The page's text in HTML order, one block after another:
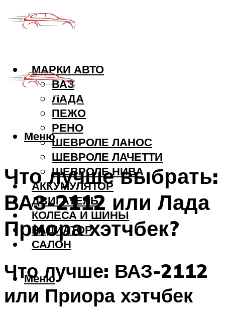
МАРКИ АВТО
ВАЗ
ЛАДА
ПЕЖО
РЕНО
ШЕВРОЛЕ ЛАНОС
ШЕВРОЛЕ ЛАЧЕТТИ
ШЕВРОЛЕ НИВА
АККУМУЛЯТОР
ДВИГАТЕЛЬ
КОЛЕСА И ШИНЫ
РАДИАТОР
САЛОН
Меню
Меню
Что лучше выбрать:
ВАЗ-2112 или Лада
Приора хэтчбек?
Что лучше: ВАЗ-2112
или Приора хэтчбек